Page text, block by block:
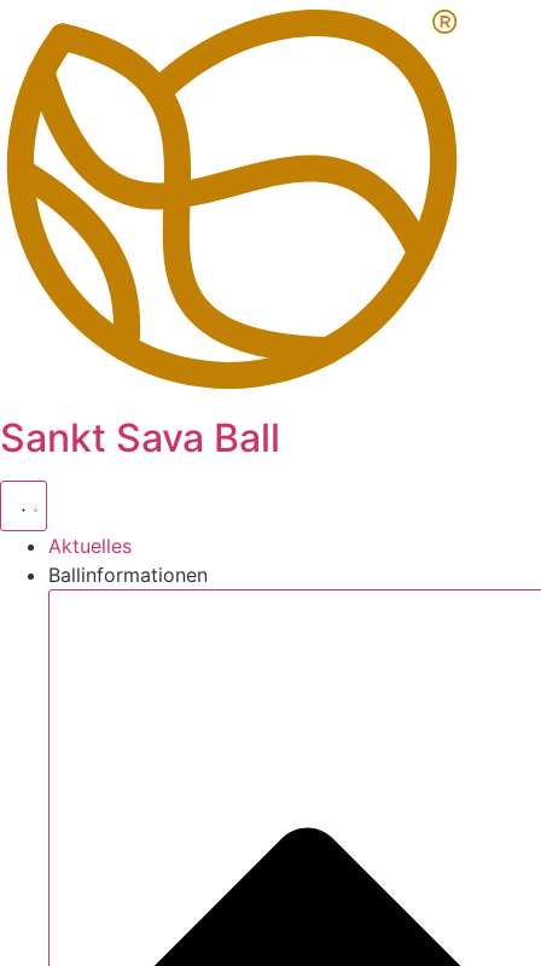
Inhalt
springen
Sankt Sava Ball
Aktuelles
Ballinformationen